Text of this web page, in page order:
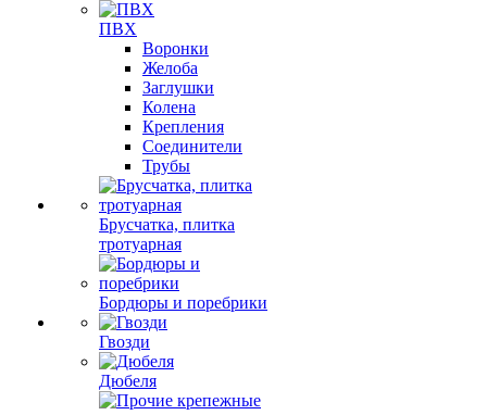
ПВХ
Воронки
Желоба
Заглушки
Колена
Крепления
Соединители
Трубы
Брусчатка, плитка
тротуарная
Бордюры и поребрики
Гвозди
Дюбеля